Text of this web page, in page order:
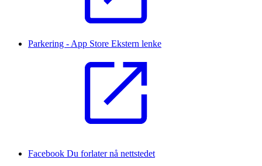
Parkering - App Store Ekstern lenke
Facebook Du forlater nå nettstedet